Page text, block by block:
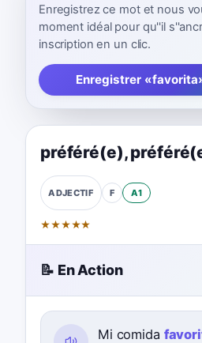
Enregistrez ce mot et nous
moment idéal pour qu''il
inscription en un clic.
Enregistrer
préféré(e),
ADJECTIF F A1
★★★★★
📝 En Action
Mi comida